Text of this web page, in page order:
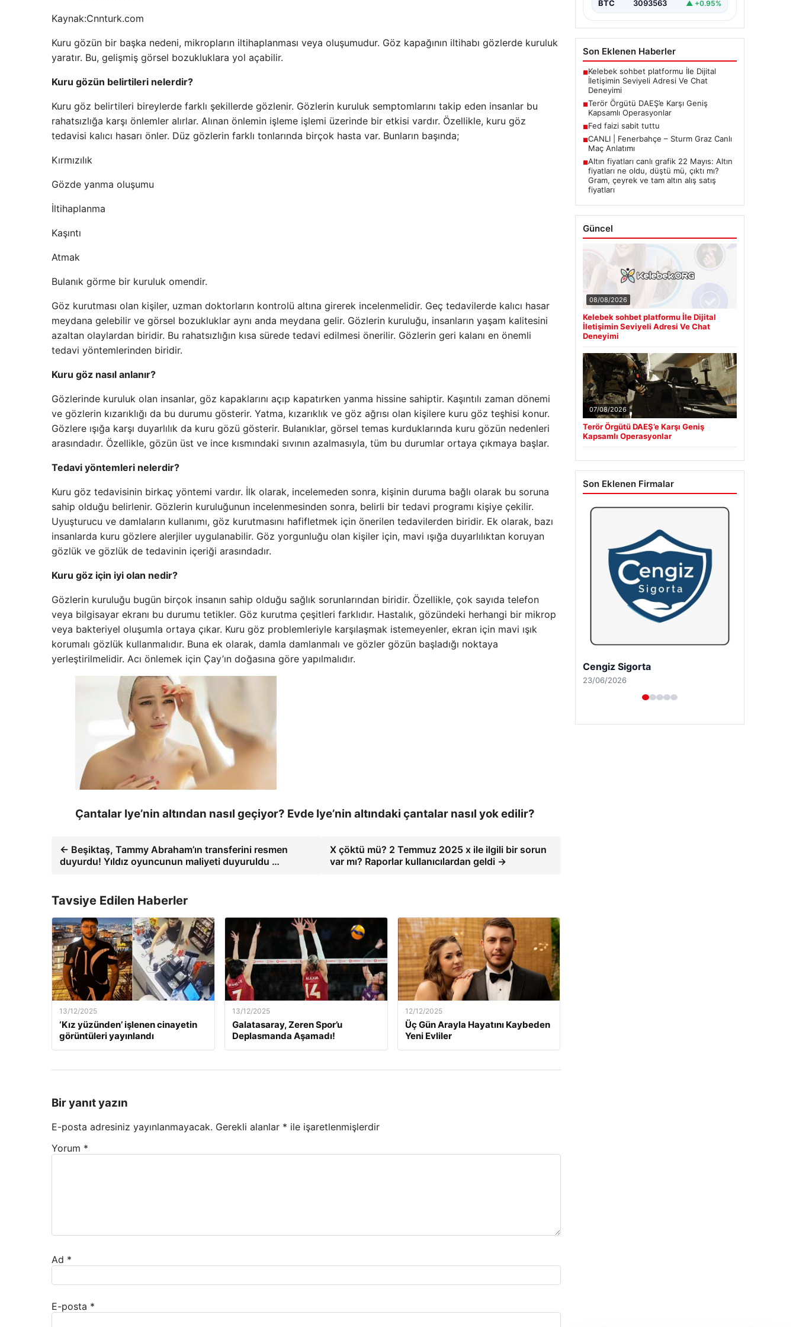
Kaynak:Cnnturk.com
Kuru gözün bir başka nedeni, mikropların iltihaplanması veya oluşumudur. Göz kapağının iltihabı gözlerde kuruluk
yaratır. Bu, gelişmiş görsel bozukluklara yol açabilir.
Kuru gözün belirtileri nelerdir?
Kuru göz belirtileri bireylerde farklı şekillerde gözlenir. Gözlerin kuruluk semptomlarını takip eden insanlar bu
rahatsızlığa karşı önlemler alırlar. Alınan önlemin işleme işlemi üzerinde bir etkisi vardır. Özellikle, kuru göz
tedavisi kalıcı hasarı önler. Düz gözlerin farklı tonlarında birçok hasta var. Bunların başında;
Kırmızılık
Gözde yanma oluşumu
İltihaplanma
Kaşıntı
Atmak
Bulanık görme bir kuruluk omendir.
Göz kurutması olan kişiler, uzman doktorların kontrolü altına girerek incelenmelidir. Geç tedavilerde kalıcı hasar
meydana gelebilir ve görsel bozukluklar aynı anda meydana gelir. Gözlerin kuruluğu, insanların yaşam kalitesini
azaltan olaylardan biridir. Bu rahatsızlığın kısa sürede tedavi edilmesi önerilir. Gözlerin geri kalanı en önemli
tedavi yöntemlerinden biridir.
Kuru göz nasıl anlanır?
Gözlerinde kuruluk olan insanlar, göz kapaklarını açıp kapatırken yanma hissine sahiptir. Kaşıntılı zaman dönemi
ve gözlerin kızarıklığı da bu durumu gösterir. Yatma, kızarıklık ve göz ağrısı olan kişilere kuru göz teşhisi konur.
Gözlere ışığa karşı duyarlılık da kuru gözü gösterir. Bulanıklar, görsel temas kurduklarında kuru gözün nedenleri
arasındadır. Özellikle, gözün üst ve ince kısmındaki sıvının azalmasıyla, tüm bu durumlar ortaya çıkmaya başlar.
Tedavi yöntemleri nelerdir?
Kuru göz tedavisinin birkaç yöntemi vardır. İlk olarak, incelemeden sonra, kişinin duruma bağlı olarak bu soruna
sahip olduğu belirlenir. Gözlerin kuruluğunun incelenmesinden sonra, belirli bir tedavi programı kişiye çekilir.
Uyuşturucu ve damlaların kullanımı, göz kurutmasını hafifletmek için önerilen tedavilerden biridir. Ek olarak, bazı
insanlarda kuru gözlere alerjiler uygulanabilir. Göz yorgunluğu olan kişiler için, mavi ışığa duyarlılıktan koruyan
gözlük ve gözlük de tedavinin içeriği arasındadır.
Kuru göz için iyi olan nedir?
Gözlerin kuruluğu bugün birçok insanın sahip olduğu sağlık sorunlarından biridir. Özellikle, çok sayıda telefon
veya bilgisayar ekranı bu durumu tetikler. Göz kurutma çeşitleri farklıdır. Hastalık, gözündeki herhangi bir mikrop
veya bakteriyel oluşumla ortaya çıkar. Kuru göz problemleriyle karşılaşmak istemeyenler, ekran için mavi ışık
korumalı gözlük kullanmalıdır. Buna ek olarak, damla damlanmalı ve gözler gözün başladığı noktaya
yerleştirilmelidir. Acı önlemek için Çay’ın doğasına göre yapılmalıdır.
Çantalar Iye’nin altından nasıl geçiyor? Evde Iye’nin altındaki çantalar nasıl yok edilir?
← Beşiktaş, Tammy Abraham’ın transferini resmen
duyurdu! Yıldız oyuncunun maliyeti duyuruldu …
X çöktü mü? 2 Temmuz 2025 x ile ilgili bir sorun
var mı? Raporlar kullanıcılardan geldi →
Tavsiye Edilen Haberler
13/12/2025
‘Kız yüzünden’ işlenen cinayetin
görüntüleri yayınlandı
13/12/2025
Galatasaray, Zeren Spor’u
Deplasmanda Aşamadı!
12/12/2025
Üç Gün Arayla Hayatını Kaybeden
Yeni Evliler
Bir yanıt yazın
E-posta adresiniz yayınlanmayacak. Gerekli alanlar * ile işaretlenmişlerdir
Yorum *
Ad *
E-posta *
BTC 3093563 ▲ +0.95%
Son Eklenen Haberler
■Kelebek sohbet platformu İle Dijital
İletişimin Seviyeli Adresi Ve Chat
Deneyimi
■Terör Örgütü DAEŞ’e Karşı Geniş
Kapsamlı Operasyonlar
■Fed faizi sabit tuttu
■CANLI | Fenerbahçe – Sturm Graz Canlı
Maç Anlatımı
■Altın fiyatları canlı grafik 22 Mayıs: Altın
fiyatları ne oldu, düştü mü, çıktı mı?
Gram, çeyrek ve tam altın alış satış
fiyatları
Güncel
08/08/2026
Kelebek sohbet platformu İle Dijital
İletişimin Seviyeli Adresi Ve Chat
Deneyimi
07/08/2026
Terör Örgütü DAEŞ’e Karşı Geniş
Kapsamlı Operasyonlar
Son Eklenen Firmalar
Hastaş Beton
26/05/2026